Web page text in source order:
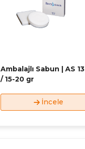
Ambalajlı Sabun | AS 13
/ 15-20 gr
İncele